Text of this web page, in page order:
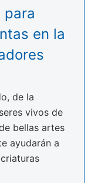
para
en la
de la
vivos de
bellas artes
ayudarán a